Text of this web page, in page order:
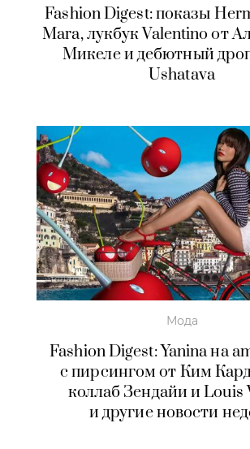
Fashion Digest: показы
Mara, лукбук Valentino от
Микеле и дебютный
Ushatava
Мода
Fashion Digest: Yanina на
с пирсингом от Ким
коллаб Зендайи и Louis
и другие новости